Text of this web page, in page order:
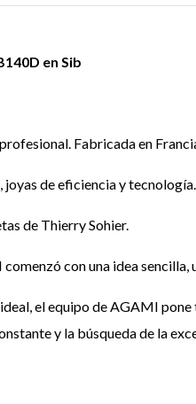
en Sib
Fabricada en
de eficiencia y tecnología.
de Thierry Sohier.
con una idea
el equipo de AGAMI
y la búsqueda de la